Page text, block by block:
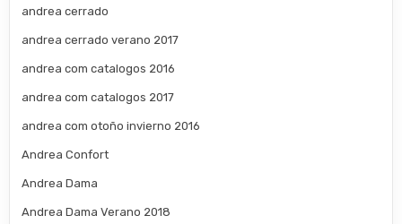
andrea cerrado
andrea cerrado verano 2017
andrea com catalogos 2016
andrea com catalogos 2017
andrea com otoño invierno 2016
Andrea Confort
Andrea Dama
Andrea Dama Verano 2018